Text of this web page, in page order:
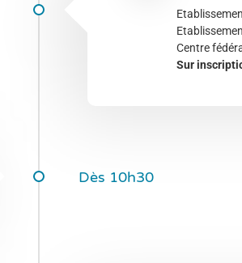
Centre
Sur
Dès 10h30